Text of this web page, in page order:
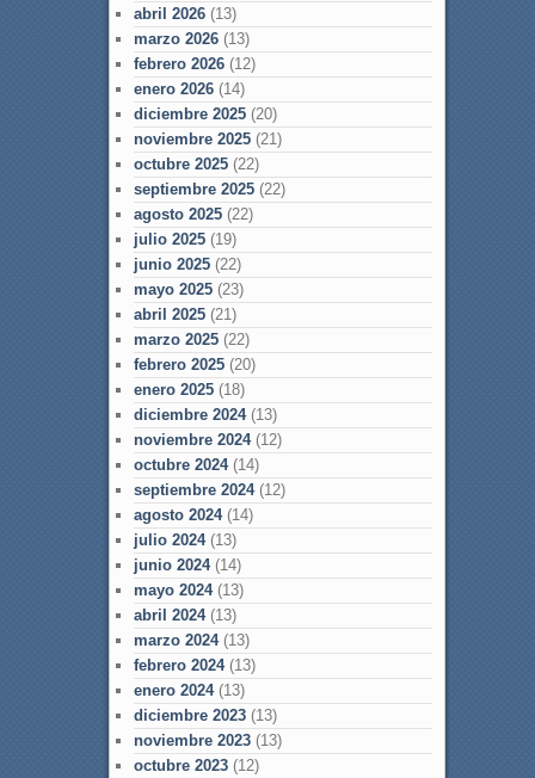
abril 2026(13)
marzo 2026(13)
febrero 2026(12)
enero 2026(14)
diciembre 2025(20)
noviembre 2025(21)
octubre 2025(22)
septiembre 2025(22)
agosto 2025(22)
julio 2025(19)
junio 2025(22)
mayo 2025(23)
abril 2025(21)
marzo 2025(22)
febrero 2025(20)
enero 2025(18)
diciembre 2024(13)
noviembre 2024(12)
octubre 2024(14)
septiembre 2024(12)
agosto 2024(14)
julio 2024(13)
junio 2024(14)
mayo 2024(13)
abril 2024(13)
marzo 2024(13)
febrero 2024(13)
enero 2024(13)
diciembre 2023(13)
noviembre 2023(13)
octubre 2023(12)